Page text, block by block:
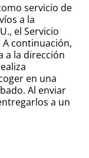
servicio de
a la
el Servicio
A continuación,
a la dirección
en una
Al enviar
a un